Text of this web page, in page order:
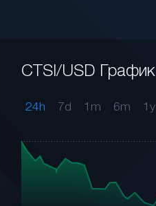
CTSI/USD График
24h 7d 1m 6m 1y